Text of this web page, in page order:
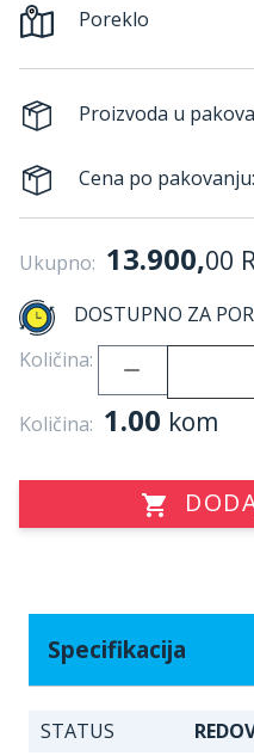
Poreklo
Proizvoda u
Cena po pakovanju:
Ukupno: 13.900,00
DOSTUPNO ZA
Količina:
Količina: 1.00 kom
Specifikacija
STATUS